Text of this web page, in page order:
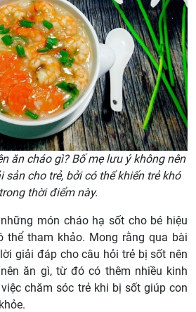
ăn cháo gì? Bố mẹ lưu ý không nên
sản cho trẻ, bởi có thể khiến trẻ khó
thời điểm này.
món cháo hạ sốt cho bé hiệu
thể tham khảo. Mong rằng qua bài
giải đáp cho câu hỏi trẻ bị sốt nên
ăn gì, từ đó có thêm nhiều kinh
chăm sóc trẻ khi bị sốt giúp con